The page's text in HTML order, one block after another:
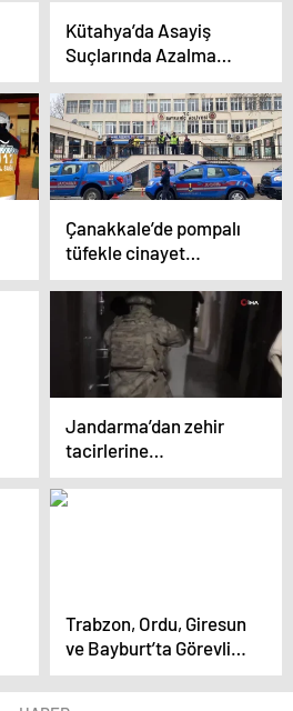
çökertildi
Kütahya’da Asayiş
Suçlarında Azalma
Yaşandı
Çanakkale’de pompalı
tüfekle cinayet
zanlıları adliyeye sevk
edildi
Jandarma’dan zehir
tacirlerine
Narkogüç-49
operasyonu: 214
Trabzon, Ordu, Giresun
ve Bayburt’ta Görevli
Güvenlik Güçleri ve
Sağlık Çalışanları